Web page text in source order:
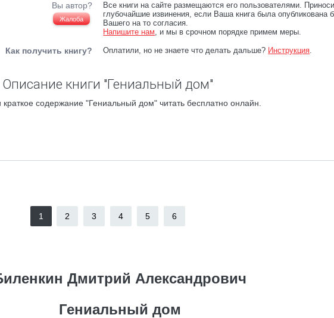
Вы автор?
Жалоба
Все книги на сайте размещаются его пользователями.
глубочайшие извинения, если Ваша книга была опубликована
Вашего на то согласия.
Напишите нам, и мы в срочном порядке примем меры.
Как получить книгу? Оплатили, но не знаете что делать дальше? Инструкция.
Описание книги "Гениальный дом"
содержание "Гениальный дом" читать бесплатно онлайн.
1 2 3 4 5 6
Дмитрий Александрович
Гениальный дом